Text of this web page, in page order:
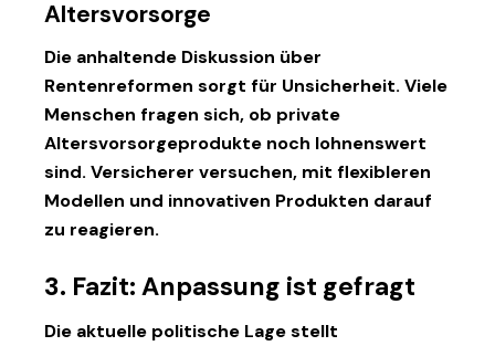
Altersvorsorge
Die anhaltende Diskussion über
Rentenreformen sorgt für Unsicherheit. Viele
Menschen fragen sich, ob private
Altersvorsorgeprodukte noch lohnenswert
sind. Versicherer versuchen, mit flexibleren
Modellen und innovativen Produkten darauf
zu reagieren.
3. Fazit: Anpassung ist gefragt
Die aktuelle politische Lage stellt